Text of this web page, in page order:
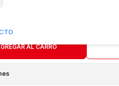
AL CARRO